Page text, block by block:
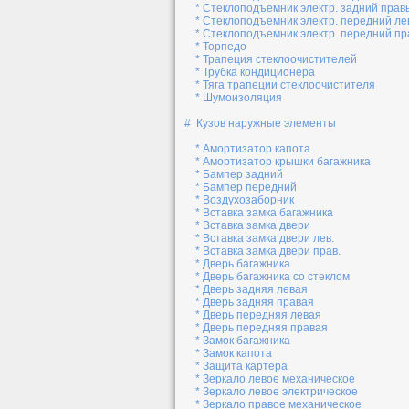
* Стеклоподъемник электр. задний
* Стеклоподъемник электр. передний
* Стеклоподъемник электр. передний
* Торпедо
* Трапеция стеклоочистителей
* Трубка кондиционера
* Тяга трапеции стеклоочистителя
* Шумоизоляция
# Кузов наружные элементы
* Амортизатор капота
* Амортизатор крышки багажника
* Бампер задний
* Бампер передний
* Воздухозаборник
* Вставка замка багажника
* Вставка замка двери
* Вставка замка двери лев.
* Вставка замка двери прав.
* Дверь багажника
* Дверь багажника со стеклом
* Дверь задняя левая
* Дверь задняя правая
* Дверь передняя левая
* Дверь передняя правая
* Замок багажника
* Замок капота
* Защита картера
* Зеркало левое механическое
* Зеркало левое электрическое
* Зеркало правое механическое